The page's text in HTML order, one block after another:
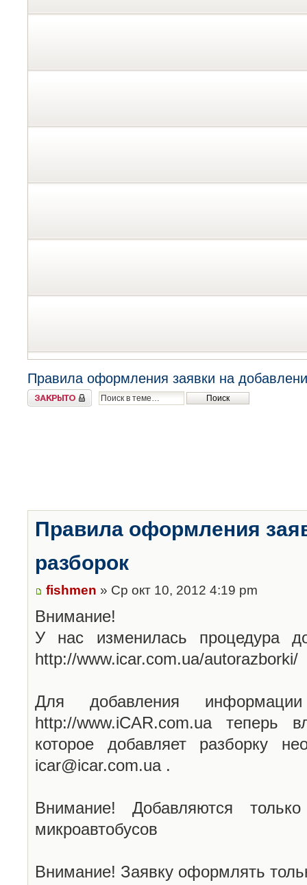
Правила оформления заявки на
Закрыто
Правила оформления
разборок
fishmen » Ср окт 10, 2012 4:19 pm
Внимание!
У нас изменилась процедура
http://www.icar.com.ua/autorazborki/
Для добавления
http://www.iCAR.com.ua теперь
которое добавляет разборку
icar@icar.com.ua .
Внимание! Добавляются
микроавтобусов
Внимание! Заявку оформлять